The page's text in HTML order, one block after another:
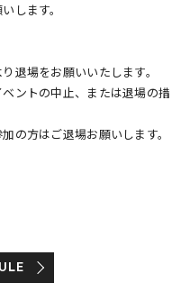
します。
退場をお願いいたします。
ントの中止、または退場の措
の方はご退場お願いします。